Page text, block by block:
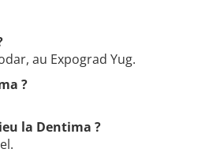
au Expograd Yug.
?
la Dentima ?